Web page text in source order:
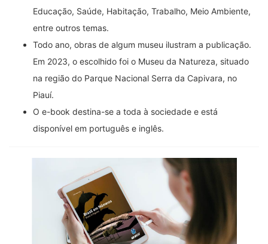
Educação, Saúde, Habitação, Trabalho, Meio Ambiente,
entre outros temas.
Todo ano, obras de algum museu ilustram a publicação.
Em 2023, o escolhido foi o Museu da Natureza, situado
na região do Parque Nacional Serra da Capivara, no
Piauí.
O e-book destina-se a toda à sociedade e está
disponível em português e inglês.